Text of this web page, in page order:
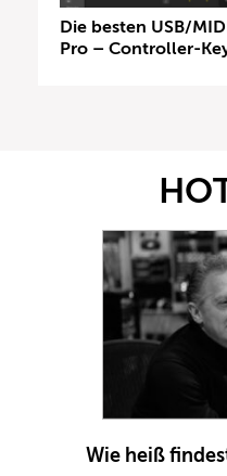
Die besten USB/
Pro – Controller-
Wie heiß